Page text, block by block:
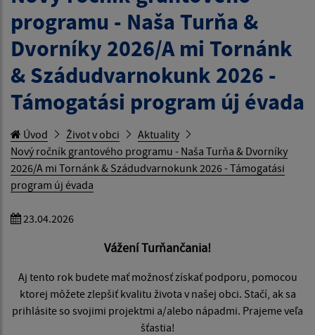
programu - Naša Turňa &
Dvorníky 2026/A mi Tornánk
& Szádudvarnokunk 2026 -
Támogatási program új évada
Úvod Život v obci
Aktuality
Nový ročník grantového programu - Naša Turňa & Dvorníky
2026/A mi Tornánk & Szádudvarnokunk 2026 - Támogatási
program új évada
23.04.2026
Vážení Turňančania!
Aj tento rok budete mať možnosť získať podporu, pomocou
ktorej môžete zlepšiť kvalitu života v našej obci. Stačí, ak sa
prihlásite so svojimi projektmi a/alebo nápadmi. Prajeme veľa
šťastia!